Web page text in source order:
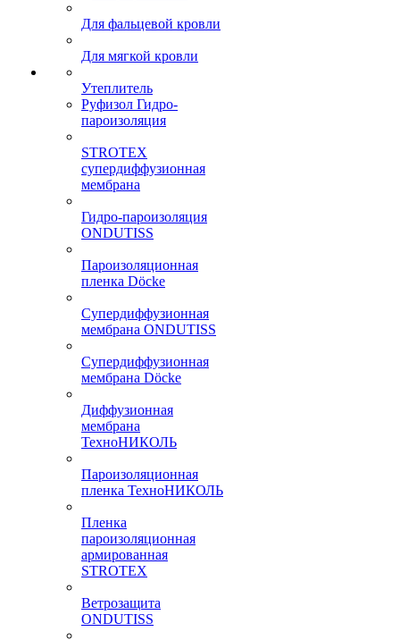
Для фальцевой кровли
Для мягкой кровли
Утеплитель
Руфизол Гидро-
пароизоляция
STROTEX
супердиффузионная
мембрана
Гидро-пароизоляция
ONDUTISS
Пароизоляционная
пленка Döcke
Супердиффузионная
мембрана ONDUTISS
Супердиффузионная
мембрана Döcke
Диффузионная
мембрана
ТехноНИКОЛЬ
Пароизоляционная
пленка ТехноНИКОЛЬ
Пленка
пароизоляционная
армированная
STROTEX
Ветрозащита
ONDUTISS